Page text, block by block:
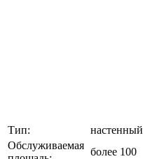
Тип:
настенный
Обслуживаемая
более 100